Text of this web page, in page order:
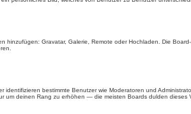
Gravatar, Galerie, Remote oder Hochladen. Die
bestimmte Benutzer wie Moderatoren und
deinen Rang zu erhöhen — die meisten Boards dulden dieses